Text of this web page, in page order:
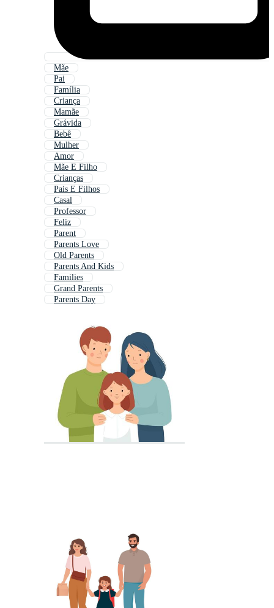
Mãe
Pai
Família
Criança
Mamãe
Grávida
Bebê
Mulher
Amor
Mãe E Filho
Crianças
Pais E Filhos
Casal
Professor
Feliz
Parent
Parents Love
Old Parents
Parents And Kids
Families
Grand Parents
Parents Day